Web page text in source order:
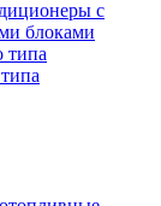
с
блоками
типа